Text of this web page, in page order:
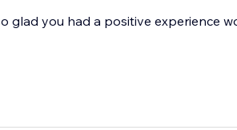
glad you had a positive experience